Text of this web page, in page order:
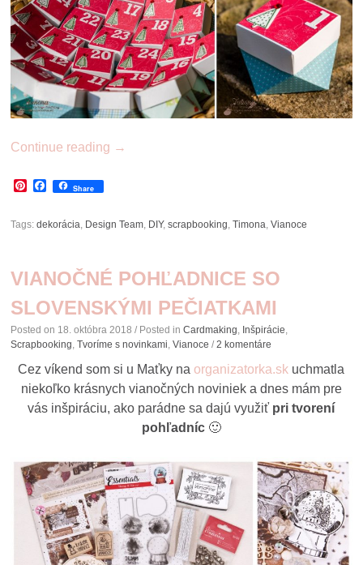
Continue reading →
Pinterest
Facebook
Share
Tags:dekorácia Design Team DIY,scrapbooking ,Timona ,Vianoce
VIANOČNÉ POHĽADNICE SO
SLOVENSKÝMI PEČIATKAMI
Posted on 18. októbra 2018 / Posted inCardmaking Inšpirácie
Scrapbooking ,Tvoríme s novinkami ,Vianoce /2 komentáre
Cez víkend som si u Maťky na organizatorka.sk uchmatla
niekoľko krásnych vianočných noviniek a dnes mám pre
vás inšpiráciu, ako parádne sa dajú využiť pri tvorení
pohľadníc🙂